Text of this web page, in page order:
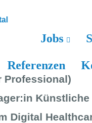
Jobs
Referenzen
Professional)
Künstliche
Digital